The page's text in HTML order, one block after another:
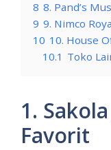
8 8. Pand’s
9 9. Nimco
10 10. House
10.1 Toko
1.
Favorit